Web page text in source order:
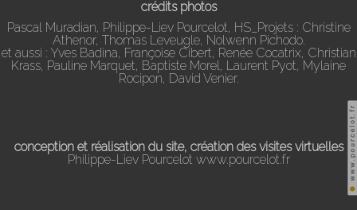
crédits photos
Pascal Muradian, Philippe-Liev Pourcelot, HS_Projets : Christine
Athenor, Thomas Leveugle, Nolwenn Pichodo.
et aussi : Yves Badina, Françoise Cibert, Renée Cocatrix, Christian
Krass, Pauline Marquet, Baptiste Morel, Laurent Pyot, Mylaine
Rocipon, David Venier.
conception et réalisation du site, création des visites virtuelles
Philippe-Liev Pourcelot www.pourcelot.fr